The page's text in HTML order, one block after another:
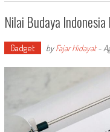
Nilai Budaya
Gadget byFajar Hidayat-